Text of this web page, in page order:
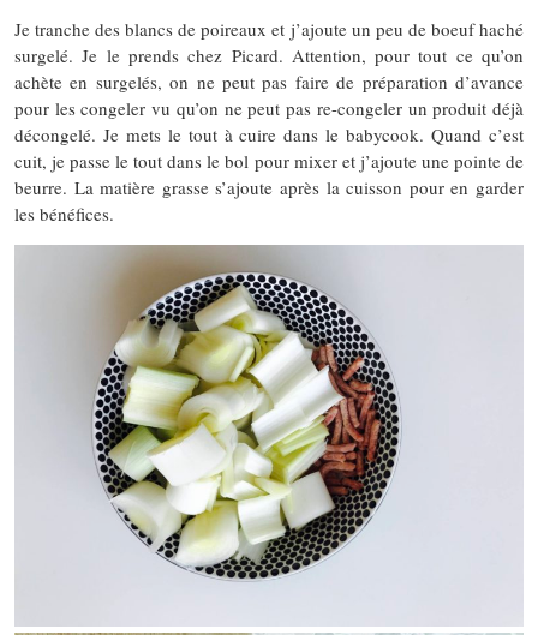
Je tranche des blancs de poireaux et j’ajoute un peu de boeuf haché
surgelé. Je le prends chez Picard. Attention, pour tout ce qu’on
achète en surgelés, on ne peut pas faire de préparation d’avance
pour les congeler vu qu’on ne peut pas re-congeler un produit déjà
décongelé. Je mets le tout à cuire dans le babycook. Quand c’est
cuit, je passe le tout dans le bol pour mixer et j’ajoute une pointe de
beurre. La matière grasse s’ajoute après la cuisson pour en garder
les bénéfices.